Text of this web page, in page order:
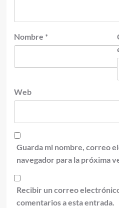
Nombre *
Web
Guarda mi nombre, correo
navegador para la próxima
Recibir un correo
comentarios a esta entrada.